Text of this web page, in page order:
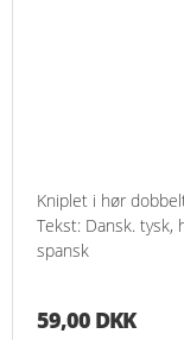
Kniplet i hør
Tekst: Dansk. tysk,
spansk
59,00 DKK